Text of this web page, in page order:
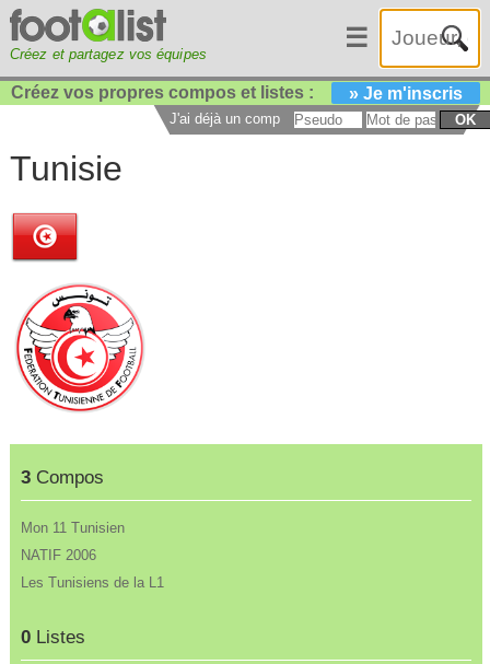
Créez et partagez vos équipes
☰
Créez vos propres compos et listes : » Je m'inscris
J'ai déjà un compte : OK
Tunisie
3Compos
Mon 11 Tunisien
NATIF 2006
Les Tunisiens de la L1
0Listes